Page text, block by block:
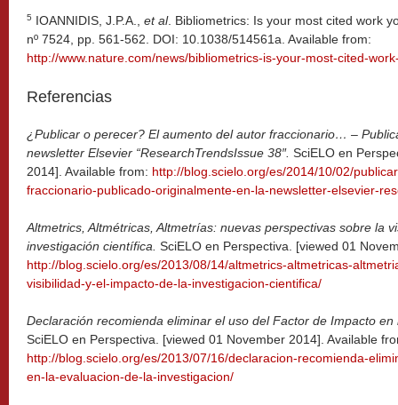
5 IOANNIDIS, J.P.A., et al. Bibliometrics: Is your most cited work
nº 7524, pp. 561-562. DOI: 10.1038/514561a. Available from:
http://www.nature.com/news/bibliometrics-is-your-most-cited-
Referencias
¿Publicar o perecer? El aumento del autor fraccionario… –
newsletter Elsevier “ResearchTrendsIssue 38″. SciELO en
2014]. Available from: http://blog.scielo.org/es/2014/10/02/
fraccionario-publicado-originalmente-en-la-newsletter-elsevier-
Altmetrics, Altmétricas, Altmetrías: nuevas perspectivas sobre la
investigación científica. SciELO en Perspectiva. [viewed 01
http://blog.scielo.org/es/2013/08/14/altmetrics-altmetricas-
visibilidad-y-el-impacto-de-la-investigacion-cientifica/
Declaración recomienda eliminar el uso del Factor de Impacto
SciELO en Perspectiva. [viewed 01 November 2014]. Available
http://blog.scielo.org/es/2013/07/16/declaracion-recomienda-
en-la-evaluacion-de-la-investigacion/